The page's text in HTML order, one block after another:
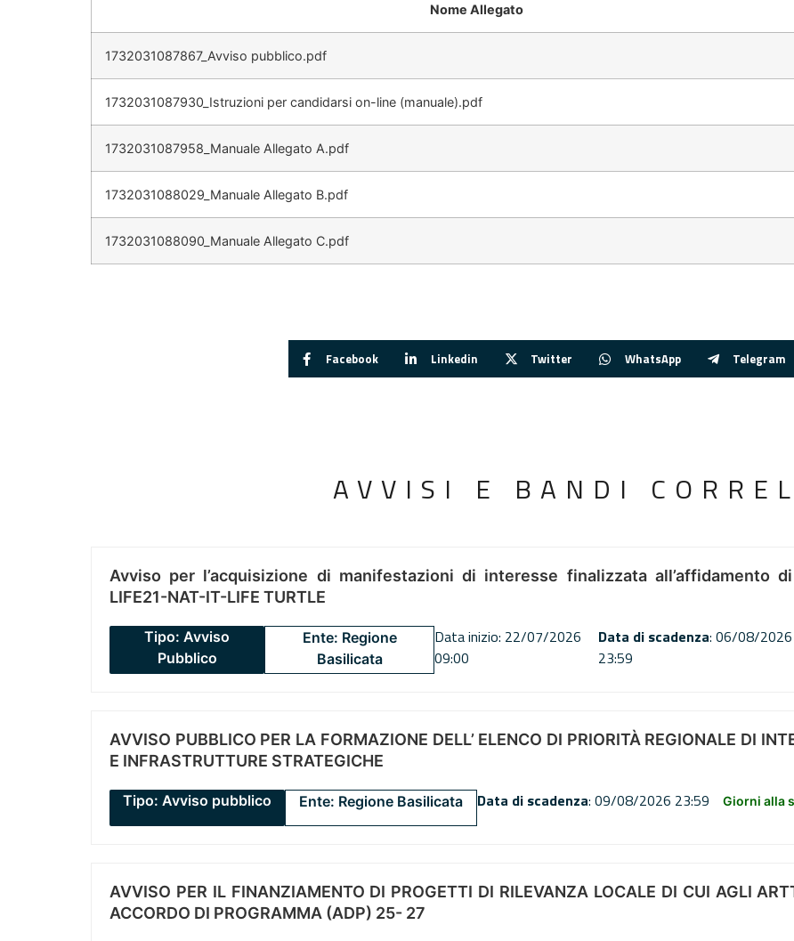
Nome Allegato
1732031087867_Avviso pubblico.pdf
1732031087930_Istruzioni per candidarsi on-line (manuale).pdf
1732031087958_Manuale Allegato A.pdf
1732031088029_Manuale Allegato B.pdf
1732031088090_Manuale Allegato C.pdf
Facebook Linkedin Twitter WhatsApp Telegram
AVVISI E BANDI
Avviso per l’acquisizione di manifestazioni di interesse finalizzata all’affidamento
LIFE21-NAT-IT-LIFE TURTLE
Tipo: Avviso
Pubblico
Ente: Regione
Basilicata
Data inizio: 22/07/2026
09:00
Data di scadenza: 06/08/2026
23:59
AVVISO PUBBLICO PER LA FORMAZIONE DELL’ ELENCO DI PRIORITÀ REGIONALE DI
E INFRASTRUTTURE STRATEGICHE
Tipo: Avviso pubblico Ente: Regione Basilicata Data di scadenza: 09/08/2026 23:59 Giorni alla
AVVISO PER IL FINANZIAMENTO DI PROGETTI DI RILEVANZA LOCALE DI CUI AGLI
ACCORDO DI PROGRAMMA (ADP) 25- 27